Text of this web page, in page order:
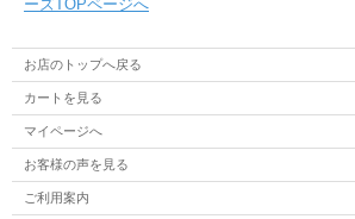
ーズTOPページへ
お店のトップへ戻る
カートを見る
マイページへ
お客様の声を見る
ご利用案内